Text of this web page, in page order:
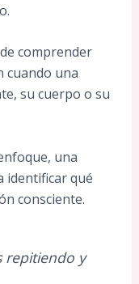
comprender
cuando una
su cuerpo o su
una
identificar qué
consciente.
repitiendo y